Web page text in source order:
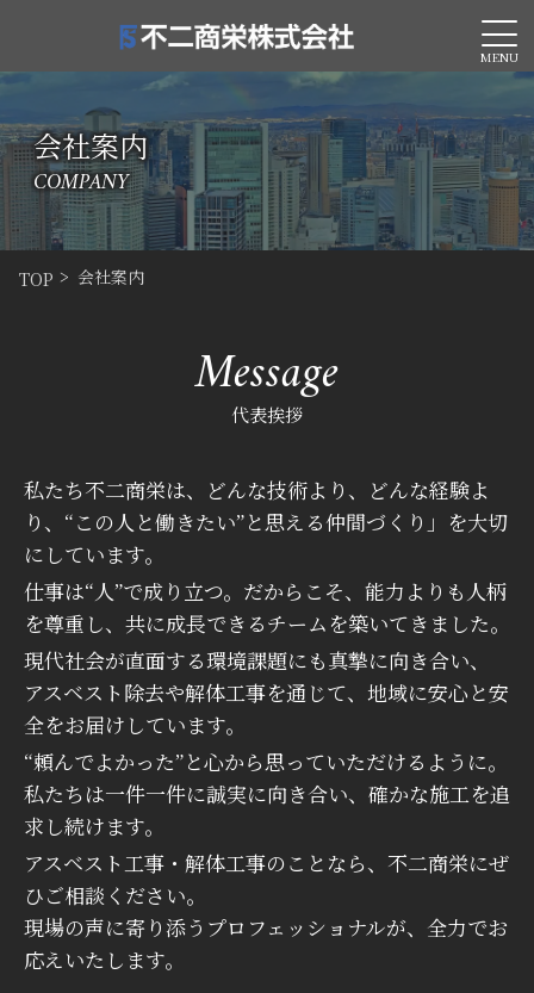
会社案内
COMPANY
TOP 会社案内
Message
代表挨拶
私たち不二商栄は、どんな技術より、どんな経験よ
り、“この人と働きたい”と思える仲間づくり」を大切
にしています。
仕事は“人”で成り立つ。だからこそ、能力よりも人柄
を尊重し、共に成長できるチームを築いてきました。
現代社会が直面する環境課題にも真摯に向き合い、
アスベスト除去や解体工事を通じて、地域に安心と安
全をお届けしています。
“頼んでよかった”と心から思っていただけるように。
私たちは一件一件に誠実に向き合い、確かな施工を追
求し続けます。
アスベスト工事・解体工事のことなら、不二商栄にぜ
ひご相談ください。
現場の声に寄り添うプロフェッショナルが、全力でお
応えいたします。
MENU